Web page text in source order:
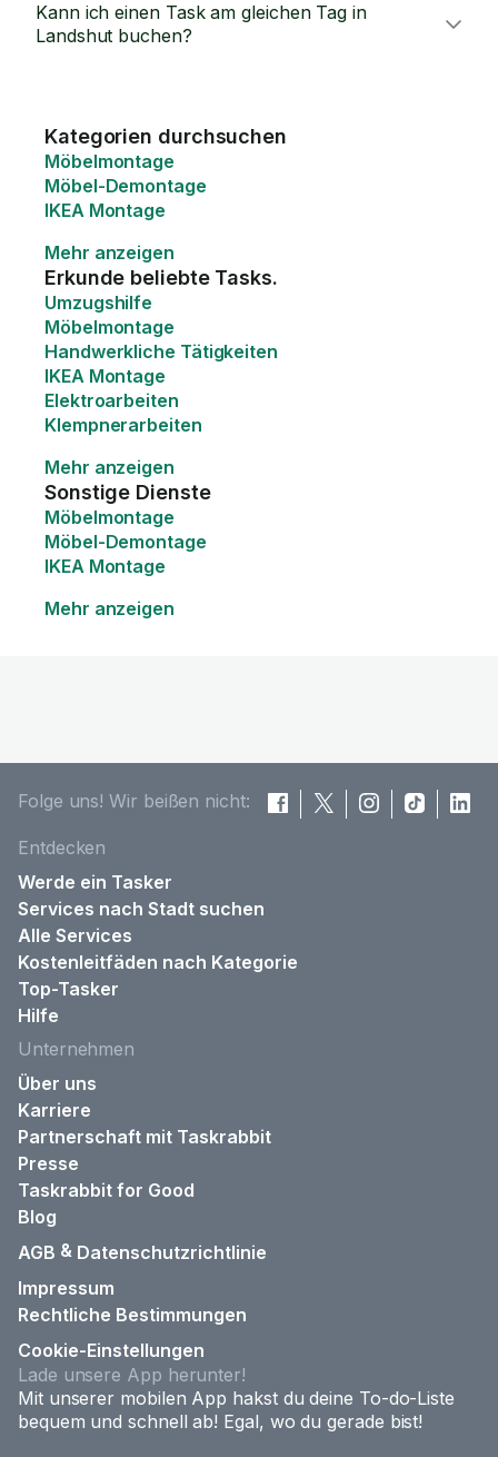
Kann ich einen Task am gleichen Tag in
Landshut buchen?
Kategorien durchsuchen
Möbelmontage
Möbel-Demontage
IKEA Montage
Mehr anzeigen
Erkunde beliebte Tasks.
Umzugshilfe
Möbelmontage
Handwerkliche Tätigkeiten
IKEA Montage
Elektroarbeiten
Klempnerarbeiten
Mehr anzeigen
Sonstige Dienste
Möbelmontage
Möbel-Demontage
IKEA Montage
Mehr anzeigen
Folge uns! Wir beißen nicht:
Entdecken
Werde ein Tasker
Services nach Stadt suchen
Alle Services
Kostenleitfäden nach Kategorie
Top-Tasker
Hilfe
Unternehmen
Über uns
Karriere
Partnerschaft mit Taskrabbit
Presse
Taskrabbit for Good
Blog
AGB & Datenschutzrichtlinie
Impressum
Rechtliche Bestimmungen
Cookie-Einstellungen
Lade unsere App herunter!
Mit unserer mobilen App hakst du deine To-do-Liste
bequem und schnell ab! Egal, wo du gerade bist!